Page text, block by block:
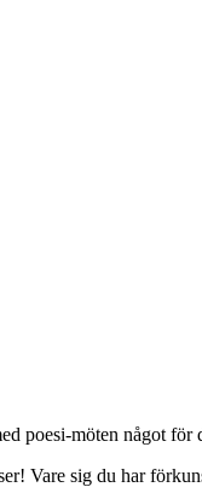
poesi-möten något för
Vare sig du har